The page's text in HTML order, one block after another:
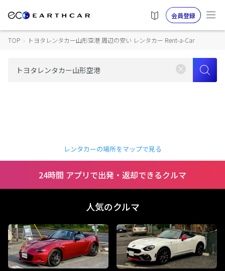
会員登録
TOP › トヨタレンタカー山形空港 周辺の安い レンタカー Rent-a-Car
レンタカーの場所をマップで見る
24時間 アプリで出発・返却できるクルマ
人気のクルマ